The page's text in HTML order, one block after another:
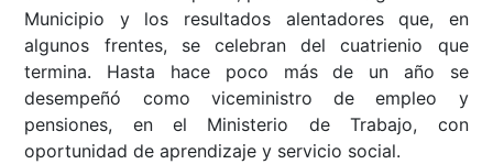
Municipio y los resultados alentadores que, en
algunos frentes, se celebran del cuatrienio que
termina. Hasta hace poco más de un año se
desempeñó como viceministro de empleo y
pensiones, en el Ministerio de Trabajo, con
oportunidad de aprendizaje y servicio social.